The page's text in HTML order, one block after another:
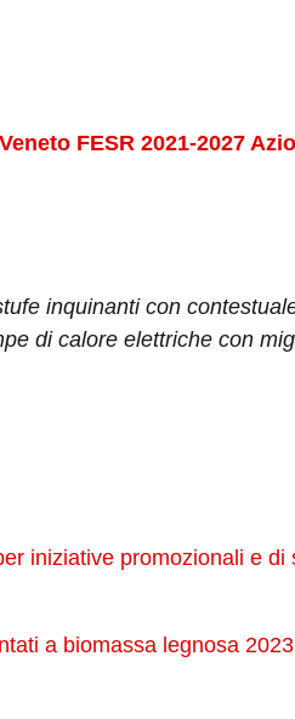
FESR 2021-2027
inquinanti con
di calore elettriche con
iniziative promozionali e
a biomassa legnosa